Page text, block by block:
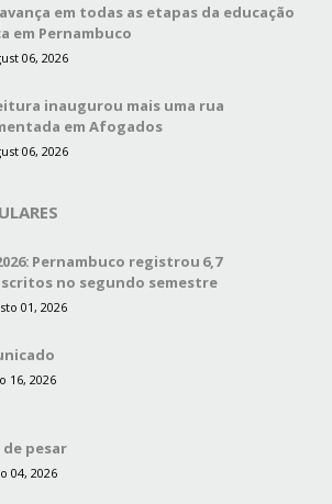
em todas as etapas da educação
em Pernambuco
06, 2026
inaugurou mais uma rua
em Afogados
06, 2026
Pernambuco registrou 6,7
no segundo semestre
01, 2026
16, 2026
pesar
04, 2026